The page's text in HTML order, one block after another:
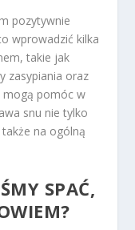
pozytywnie
wprowadzić kilka
takie jak
zasypiania oraz
mogą pomóc w
snu nie tylko
na ogólną
SPAĆ,